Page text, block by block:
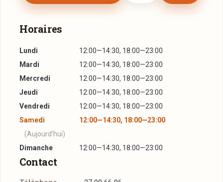
tables grill au design moderne, les convives aurant
concept qui consiste à griller soi-même les viandes et les
fruits de mer crus, le tout accompagné d'une grande variété
de mets au choix.
Horaires
Lundi
12:00—14:30, 18:00—23:00
Mardi
12:00—14:30, 18:00—23:00
Mercredi
12:00—14:30, 18:00—23:00
Jeudi
12:00—14:30, 18:00—23:00
Vendredi
12:00—14:30, 18:00—23:00
Samedi
12:00—14:30, 18:00—23:00
(Aujourd'hui)
Dimanche
12:00—14:30, 18:00—23:00
Contact